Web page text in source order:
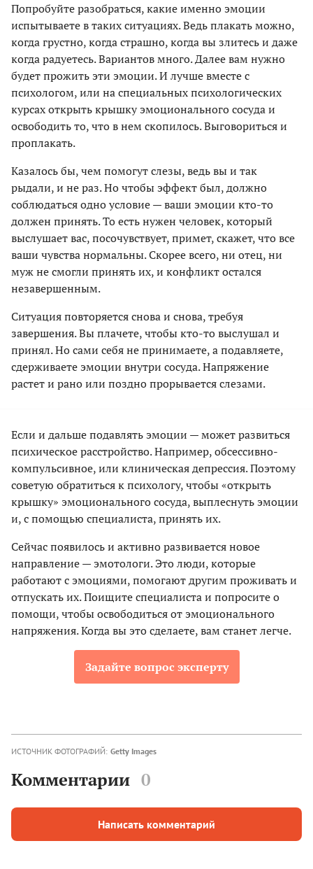
Попробуйте разобраться, какие именно эмоции
испытываете в таких ситуациях. Ведь плакать можно,
когда грустно, когда страшно, когда вы злитесь и даже
когда радуетесь. Вариантов много. Далее вам нужно
будет прожить эти эмоции. И лучше вместе с
психологом, или на специальных психологических
курсах открыть крышку эмоционального сосуда и
освободить то, что в нем скопилось. Выговориться и
проплакать.
Казалось бы, чем помогут слезы, ведь вы и так
рыдали, и не раз. Но чтобы эффект был, должно
соблюдаться одно условие — ваши эмоции кто-то
должен принять. То есть нужен человек, который
выслушает вас, посочувствует, примет, скажет, что все
ваши чувства нормальны. Скорее всего, ни отец, ни
муж не смогли принять их, и конфликт остался
незавершенным.
Ситуация повторяется снова и снова, требуя
завершения. Вы плачете, чтобы кто-то выслушал и
принял. Но сами себя не принимаете, а подавляете,
сдерживаете эмоции внутри сосуда. Напряжение
растет и рано или поздно прорывается слезами.
Если и дальше подавлять эмоции — может развиться
психическое расстройство. Например, обсессивно-
компульсивное, или клиническая депрессия. Поэтому
советую обратиться к психологу, чтобы «открыть
крышку» эмоционального сосуда, выплеснуть эмоции
и, с помощью специалиста, принять их.
Сейчас появилось и активно развивается новое
направление — эмотологи. Это люди, которые
работают с эмоциями, помогают другим проживать и
отпускать их. Поищите специалиста и попросите о
помощи, чтобы освободиться от эмоционального
напряжения. Когда вы это сделаете, вам станет легче.
Задайте вопрос эксперту
ИСТОЧНИК ФОТОГРАФИЙ: Getty Images
Комментарии 0
Написать комментарий